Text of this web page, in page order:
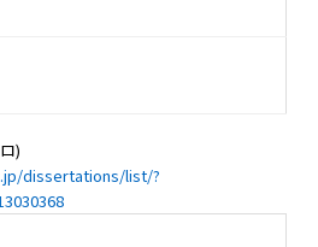
)
dissertations/list/?